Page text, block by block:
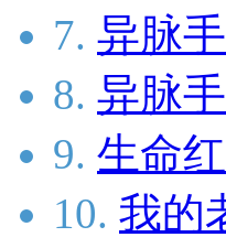
7. 异脉
8. 异脉
9. 生命红
10. 我的